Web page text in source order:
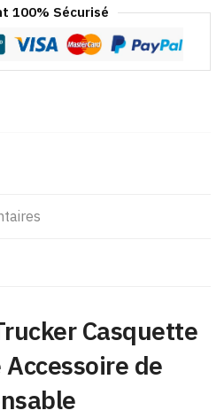
100% Sécurisé
Casquette
de